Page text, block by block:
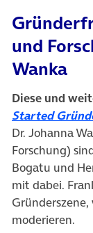
und
Wanka
Diese und
Started
Dr. Johanna
Forschung)
Bogatu und
mit dabei.
moderieren.